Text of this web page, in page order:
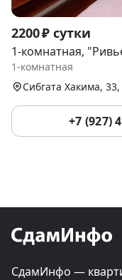
Item
1
of
2200 ₽ сутки
1-комнатная,
1-комнатная
+7 (927)
СдамИнфо —